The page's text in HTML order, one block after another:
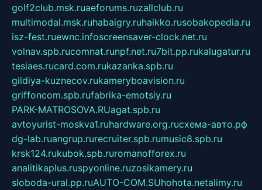
golf2club.msk.ruaeforums.ruzallclub.ru
multimodal.msk.ruhabaigry.ruhaikko.rusobakopedia.ru
isz-fest.ruewnc.infoscreensaver-clock.net.ru
volnav.spb.rucomnat.runpf.net.ru7bit.pp.rukalugatur.ru
tesiaes.rucard.com.rukazanka.spb.ru
gildiya-kuznecov.rukameryboavision.ru
griffoncom.spb.rufabrika-emotsiy.ru
PARK-MATROSOVA.RUagat.spb.ru
avtoyurist-moskva1.ruhardware.org.ruсхема-авто.рф
dg-lab.ruangrup.rurecruiter.spb.rumusic8.spb.ru
krsk124.rukubok.spb.ruromanofforex.ru
analitikaplus.ruspyonline.ruzosikamery.ru
sloboda-ural.pp.ruAUTO-COM.SUhohota.netalimy.ru